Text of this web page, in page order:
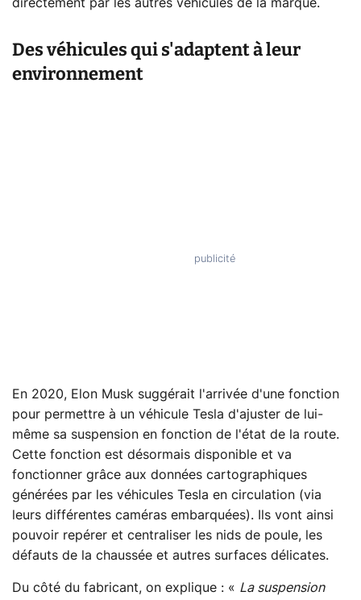
directement par les autres véhicules de la marque.
Des véhicules qui s'adaptent à leur
environnement
En 2020, Elon Musk suggérait l'arrivée d'une fonction
pour permettre à un véhicule Tesla d'ajuster de lui-
même sa suspension en fonction de l'état de la route.
Cette fonction est désormais disponible et va
fonctionner grâce aux données cartographiques
générées par les véhicules Tesla en circulation (via
leurs différentes caméras embarquées). Ils vont ainsi
pouvoir repérer et centraliser les nids de poule, les
défauts de la chaussée et autres surfaces délicates.
Du côté du fabricant, on explique : « La suspension